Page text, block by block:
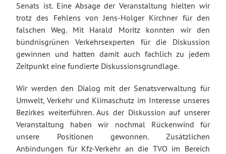
Senats ist. Eine Absage der Veranstaltung hielten wir
trotz des Fehlens von Jens-Holger Kirchner für den
falschen Weg. Mit Harald Moritz konnten wir den
bündnisgrünen Verkehrsexperten für die Diskussion
gewinnen und hatten damit auch fachlich zu jedem
Zeitpunkt eine fundierte Diskussionsgrundlage.
Wir werden den Dialog mit der Senatsverwaltung für
Umwelt, Verkehr und Klimaschutz im Interesse unseres
Bezirkes weiterführen. Aus der Diskussion auf unserer
Veranstaltung haben wir nochmal Rückenwind für
unsere Positionen gewonnen. Zusätzlichen
Anbindungen für Kfz-Verkehr an die TVO im Bereich